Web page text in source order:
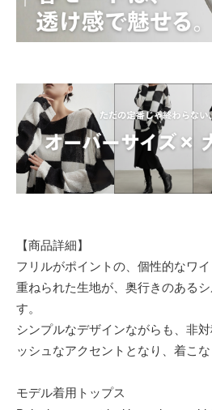
【商品詳細】
フリルがポイントの、個性的なワイ
重ねられた生地が、奥行きのある
す。
シンプルなデザインながらも、非
ッシュなアクセントとなり、着こな
モデル着用トップス